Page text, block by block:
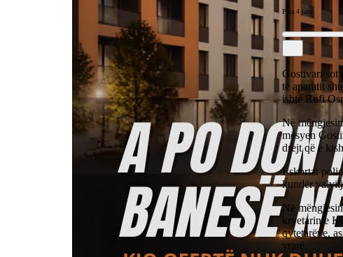
Para 4 javë
Gostivari sot
të aparatit
ishte Rufi
Në
mësyen
drejt që e
Eskortat
kundër
Në
kryetarin e
qytetarëve,
vrarë.